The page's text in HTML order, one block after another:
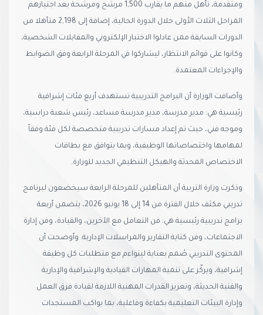
ومتقدمة، تأهل منهم ما يقارب 1,500 مرشح ومرشحة بعد اجتيازهم
المراحل الثلاث الأولى خلال الدورة الحالية، إضافة إلى 2,198 متأهلا من
الدورات السابقة ممن عادلوا الاختبار الإلكتروني والمقابلات الشخصية،
وكانوا على قوائم الانتظار، ليشاركوا في المرحلة الرابعة وفق الضوابط
والإجراءات المعتمدة.
وأضافت الوزارة أن البرامج التدريبية تستهدف أربع فئات إشرافية
رئيسية هي: مدير مدرسة، مدير مدرسة مساعد، رئيس شعبة دراسية،
وموجه فني، حيث تم إعداد مسارات تدريبية متخصصة لكل فئة وفقاً
لمهامها واختصاصاتها الوظيفية، وبما يتوافق مع بطاقات
الاختصاص المحدثة والهيكل التنظيمي الجديد للوزارة.
وذكرت وزارة التربية أن المتأهلين للمرحلة الرابعة سيخضعون لبرنامج
تدريبي مكثف خلال الفترة من 14 إلى 18 يونيو 2026، يتضمن أربعة
برامج تدريبية رئيسية هي: فن التعامل مع الآخرين، والقيادة، وفن إدارة
الاجتماعات، وفن كتابة التقارير والمراسلات الإدارية. وأوضحت أن
المحتوى التدريبي صُمم بعناية ليتواءم مع متطلبات كل وظيفة
إشرافية، ويركّز على تنمية المهارات القيادية والإشرافية والإدارية
والفنية الحديثة، وتعزيز القدرات المهنية اللازمة لقيادة فرق العمل
وإدارة البيئات التعليمية بكفاءة وفاعلية، بما يواكب المستجدات